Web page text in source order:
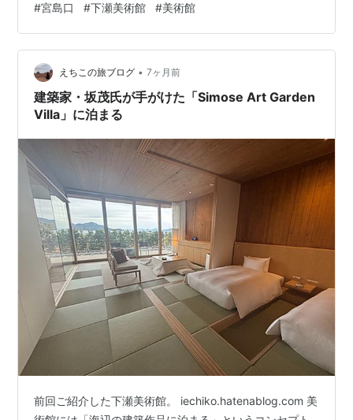
らなければならない。 私は別に、フェリーに乗りたいわ
けでもなく、初詣をしたいわけでもなく、ただ通過した
いだけ。 なのに、その「通過」に、めちゃくちゃ時間が
かかる。 年始特有の渋滞。 私は勝手に、「全部厳島神社
のせいだ」ということにして、笑って流している。 そん
な話をなぜ今するかというと…
#宮島口 #下瀬美術館 #美術館
えちこの旅ブログ • 7ヶ月前
建築家・坂茂氏が手がけた「Simose Art Garden
Villa」に泊まる
前回ご紹介した下瀬美術館。 iechiko.hatenablog.com 美